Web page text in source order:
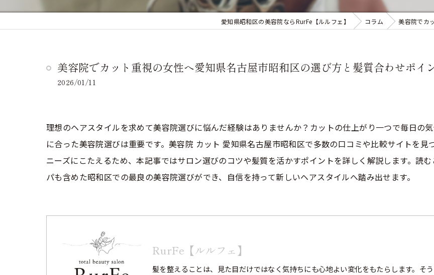
愛知県昭和区の美容院ならRurFe【ルルフェ】 コラム 美容院でカ
美容院でカット重視の女性へ愛知県名古屋市昭和区の選び方と髪質合わせポイ
2026/01/11
理想のヘアスタイルを求めて美容院選びに悩んだ経験はありませんか？カットの仕上がり一つで毎日の
に合った美容院選びは重要です。美容院 カット 愛知県名古屋市昭和区で多数の口コミや比較サイトを見
ニーズにこたえるため、本記事ではサロン選びのコツや髪質を活かすポイントを詳しく解説します。読
パも含めた昭和区での最良の美容院選びができ、自信を持って新しいヘアスタイルへ踏み出せます。
RurFe【ルルフェ】
髪を整えることは、見た目だけではなく気持ちにも心地よい変化をもたらします。そ